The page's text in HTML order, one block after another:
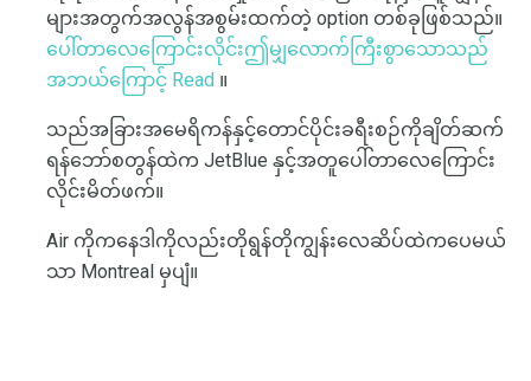
များအတွက်အလွန်အစွမ်းထက်တဲ့ option တစ်ခုဖြစ်သည်။
ပေါ်တာလေကြောင်းလိုင်းဤမျှလောက်ကြီးစွာသောသည်
အဘယ်ကြောင့် Read ။
သည်အခြားအမေရိကန်နှင့်တောင်ပိုင်းခရီးစဉ်ကိုချိတ်ဆက်
ရန်ဘော်စတွန်ထဲက JetBlue နှင့်အတူပေါ်တာလေကြောင်း
လိုင်းမိတ်ဖက်။
Air ကိုကနေဒါကိုလည်းတိုရွန်တိုကျွန်းလေဆိပ်ထဲကပေမယ်
သာ Montreal မှပျံ။